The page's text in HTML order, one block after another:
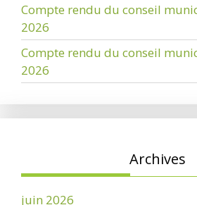
Compte rendu du conseil
2026
Compte rendu du conseil
2026
Archives
juin 2026